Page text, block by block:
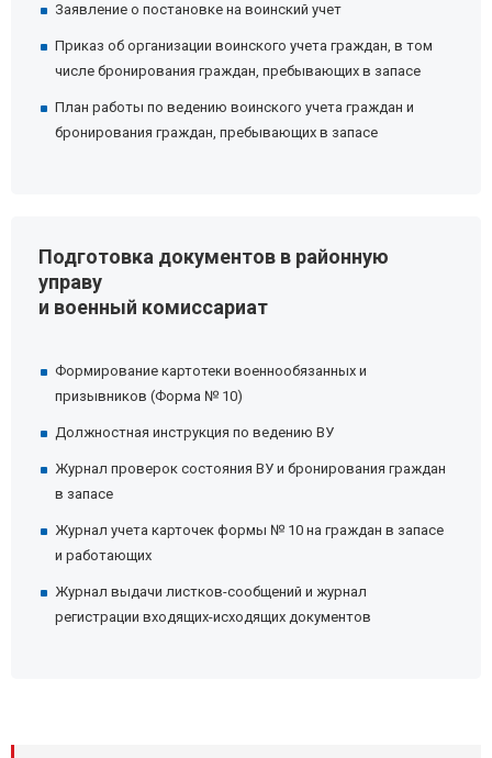
Заявление о постановке на воинский учет
Приказ об организации воинского учета граждан, в том
числе бронирования граждан, пребывающих в запасе
План работы по ведению воинского учета граждан и
бронирования граждан, пребывающих в запасе
Подготовка документов в районную
управу
и военный комиссариат
Формирование картотеки военнообязанных и
призывников (Форма № 10)
Должностная инструкция по ведению ВУ
Журнал проверок состояния ВУ и бронирования граждан
в запасе
Журнал учета карточек формы № 10 на граждан в запасе
и работающих
Журнал выдачи листков-сообщений и журнал
регистрации входящих-исходящих документов